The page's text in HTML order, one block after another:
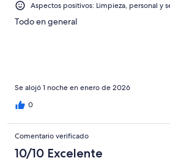
Mediocre
Horrible
Aspectos positivos: Limpieza, personal y
Todo en general
Se alojó 1 noche en enero de 2026
0
Comentario verificado
10/10 Excelente